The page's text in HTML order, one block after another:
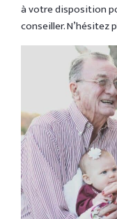
à votre disposition
conseiller. N’hésitez